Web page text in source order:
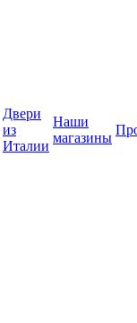
Двери
из
Италии
Наши
магазины